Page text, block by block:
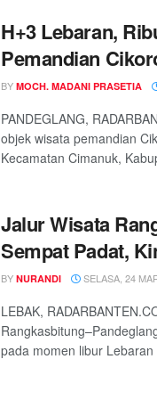
H+3 Lebaran,
Pemandian
BY MOCH. MADANI PRASETIA
PANDEGLANG,
objek wisata pemandian
Kecamatan Cimanuk,
Jalur Wisata
Sempat Padat,
BY NURANDI SELASA, 24
LEBAK,
pada momen libur